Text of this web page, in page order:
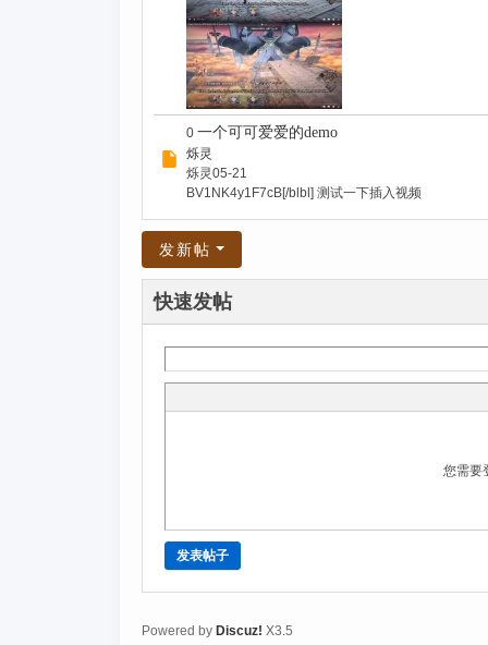
0 一个可可爱爱的demo
烁灵
烁灵05-21
BV1NK4y1F7cB[/blbl] 测试一下插入视频
发新帖
快速发帖
您需要
发表帖子
Powered by Discuz! X3.5